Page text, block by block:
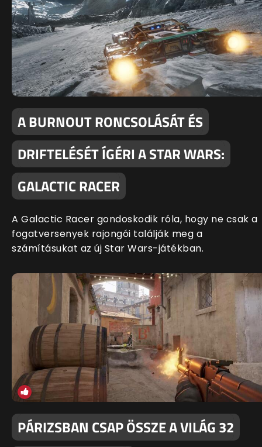
A BURNOUT RONCSOLÁSÁT ÉS
DRIFTELÉSÉT ÍGÉRI A STAR WARS:
GALACTIC RACER
A Galactic Racer gondoskodik róla, hogy ne csak a
fogatversenyek rajongói találják meg a
számításukat az új Star Wars-játékban.
PÁRIZSBAN CSAP ÖSSZE A VILÁG 32